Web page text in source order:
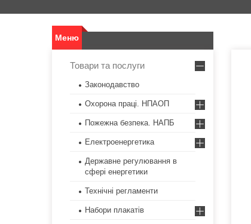
Товари та послуги
Законодавство
Охорона праці. НПАОП
Пожежна безпека. НАПБ
Електроенергетика
Державне регулювання в
сфері енергетики
Технічні регламенти
Набори плакатів